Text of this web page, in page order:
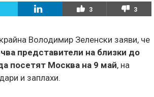
3 3
Володимир Зеленски заяви, че
представители на близки до
посетят Москва на 9 май, на
и заплахи.